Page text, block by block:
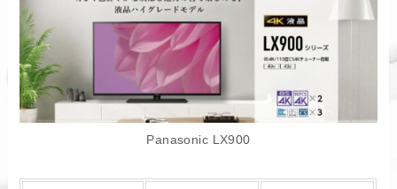
Panasonic LX900